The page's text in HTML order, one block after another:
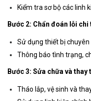
Kiểm tra sơ bộ các linh
Bước 2: Chẩn đoán lỗi chi
Sử dụng thiết bị chuyên
Thông báo tình trạng,
Bước 3: Sửa chữa và thay
Tháo lắp, vệ sinh và